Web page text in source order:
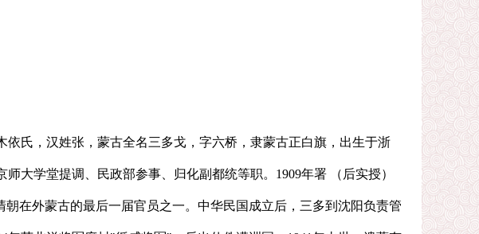
氏，汉姓张，蒙古全名三多戈，字六桥，隶蒙古正白旗，出生于浙
大学堂提调、民政部参事、归化副都统等职。1909年署 （后实授）
在外蒙古的最后一届官员之一。中华民国成立后，三多到沈阳负责管